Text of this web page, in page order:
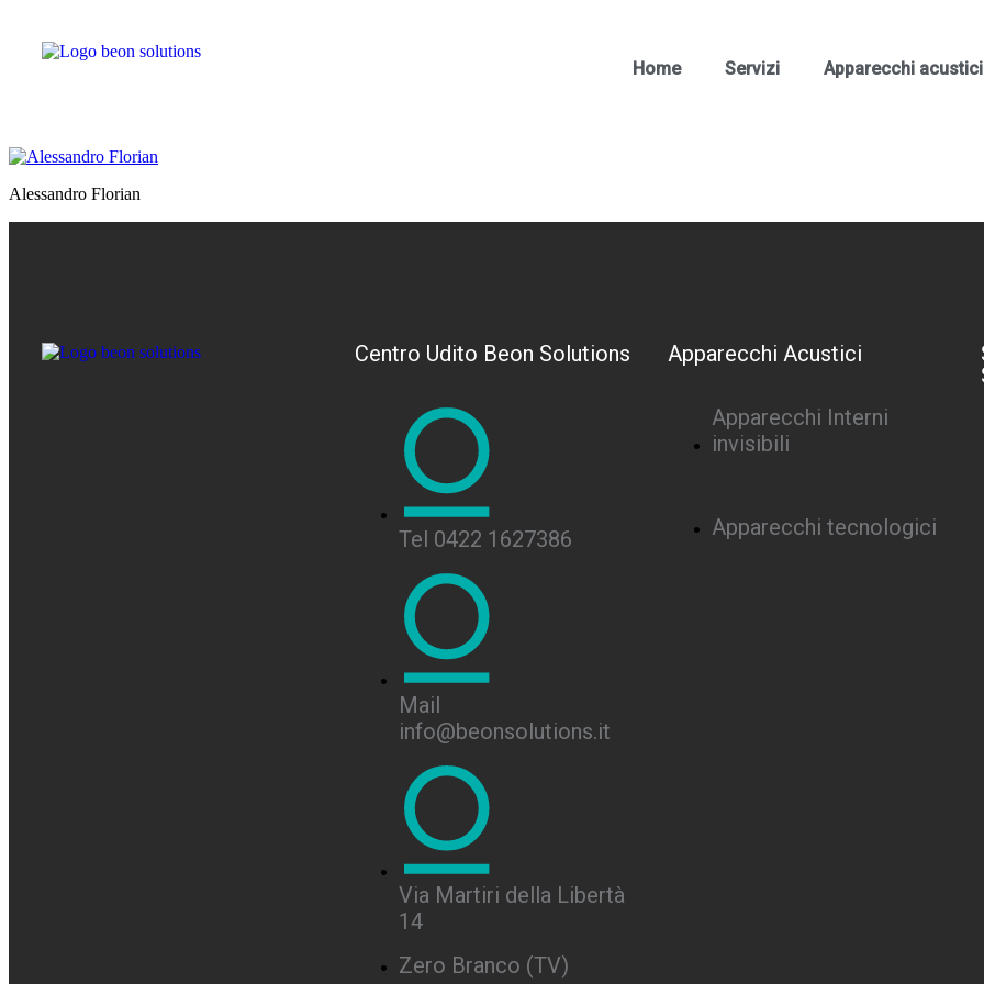
Home Servizi Apparecchi acustici
Alessandro Florian
Centro Udito Beon Solutions
Tel 0422 1627386
Mail
info@beonsolutions.it
Via Martiri della Libertà
14
Zero Branco (TV)
Apparecchi Acustici
Apparecchi Interni
invisibili
Apparecchi tecnologici